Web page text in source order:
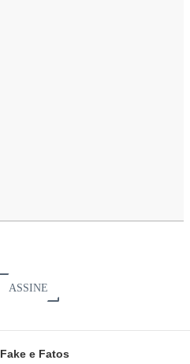
ASSINE
Fake e Fatos